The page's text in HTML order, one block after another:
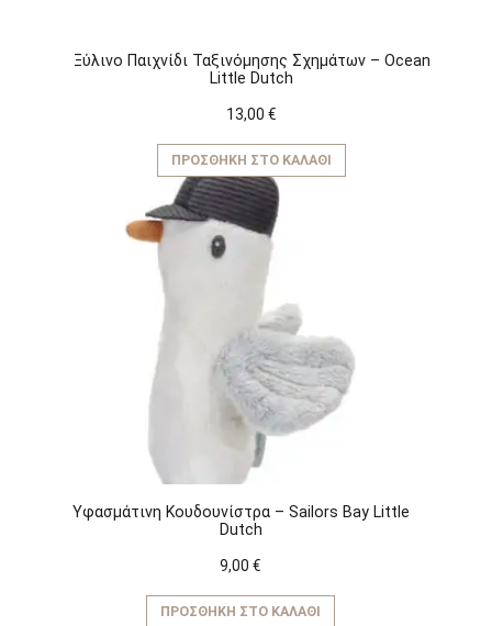
Ξύλινο Παιχνίδι Ταξινόμησης Σχημάτων – Ocean
Little Dutch
13,00 €
ΠΡΟΣΘΉΚΗ ΣΤΟ ΚΑΛΆΘΙ
Υφασμάτινη Kουδουνίστρα – Sailors Bay Little
Dutch
9,00 €
ΠΡΟΣΘΉΚΗ ΣΤΟ ΚΑΛΆΘΙ